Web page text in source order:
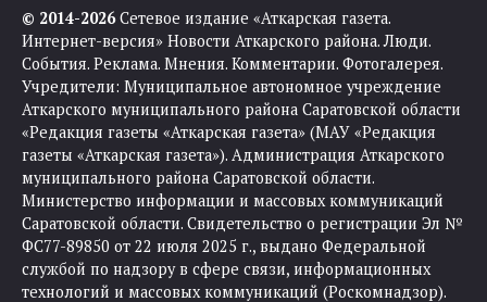
© 2014-2026Сетевое издание «Аткарская газета.
Интернет-версия» Новости Аткарского района. Люди.
События. Реклама. Мнения. Комментарии. Фотогалерея.
Учредители: Муниципальное автономное учреждение
Аткарского муниципального района Саратовской области
«Редакция газеты «Аткарская газета» (МАУ «Редакция
газеты «Аткарская газета»). Администрация Аткарского
муниципального района Саратовской области.
Министерство информации и массовых коммуникаций
Саратовской области. Свидетельство о регистрации Эл №
ФС77-89850 от 22 июля 2025 г., выдано Федеральной
службой по надзору в сфере связи, информационных
технологий и массовых коммуникаций (Роскомнадзор).